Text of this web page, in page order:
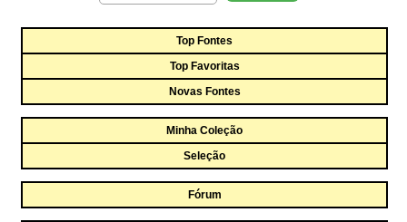
Top Fontes
Top Favoritas
Novas Fontes
Minha Coleção
Seleção
Fórum